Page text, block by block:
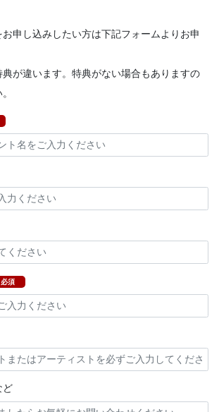
申し込みしたい方は下記フォームよりお申
が違います。特典がない場合もありますの
必須
ど